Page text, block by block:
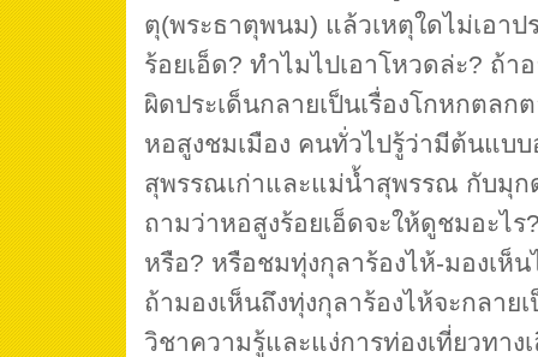
ตุ(พระธาตุพนม) แล้วเหตุใดไม่เอา
ร้อยเอ็ด? ทำไมไปเอาโหวดล่ะ? ถ้
ผิดประเด็นกลายเป็นเรื่องโกหกตลก
หอสูงชมเมือง คนทั่วไปรู้ว่ามีต้นแบ
สุพรรณเก่าและแม่น้ำสุพรรณ กับมุก
ถามว่าหอสูงร้อยเอ็ดจะให้ดูชมอะไ
หรือ? หรือชมทุ่งกุลาร้องไห้-มองเห็
ถ้ามองเห็นถึงทุ่งกุลาร้องไห้จะกลาย
วิชาความรู้และแง่การท่องเที่ยวทาง